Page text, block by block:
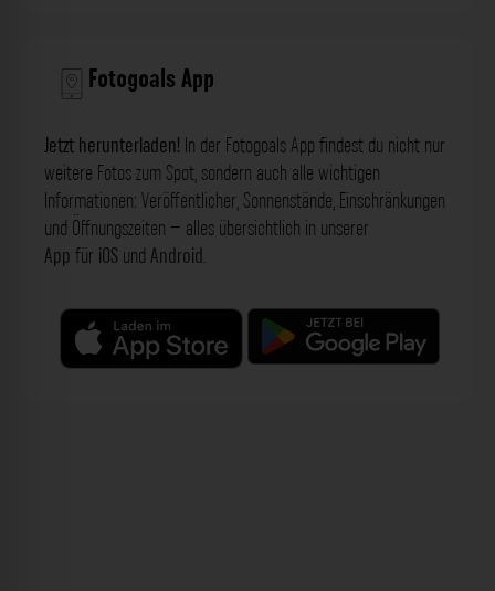
Fotogoals App
Jetzt herunterladen! In der Fotogoals App findest du nicht nur
weitere Fotos zum Spot, sondern auch alle wichtigen
Informationen: Veröffentlicher, Sonnenstände, Einschränkungen
und Öffnungszeiten – alles übersichtlich in unserer
App für iOS und Android.